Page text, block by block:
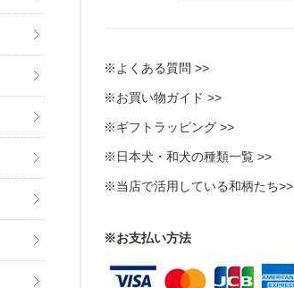
※よくある質問 >>
※お買い物ガイド >>
※ギフトラッピング >>
※日本犬・和犬の種類一覧 >>
※当店で活用している和柄たち>>
※お支払い方法